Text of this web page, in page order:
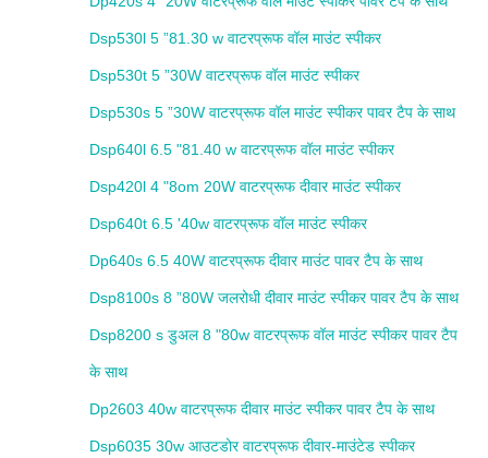
Dsp530l 5 ”81.30 w वाटरप्रूफ वॉल माउंट स्पीकर
Dsp530t 5 ”30W वाटरप्रूफ वॉल माउंट स्पीकर
Dsp530s 5 ”30W वाटरप्रूफ वॉल माउंट स्पीकर पावर टैप के साथ
Dsp640l 6.5 "81.40 w वाटरप्रूफ वॉल माउंट स्पीकर
Dsp420l 4 "8om 20W वाटरप्रूफ दीवार माउंट स्पीकर
Dsp640t 6.5 '40w वाटरप्रूफ वॉल माउंट स्पीकर
Dp640s 6.5 40W वाटरप्रूफ दीवार माउंट पावर टैप के साथ
Dsp8100s 8 ”80W जलरोधी दीवार माउंट स्पीकर पावर टैप के साथ
Dsp8200 s डुअल 8 "80w वाटरप्रूफ वॉल माउंट स्पीकर पावर टैप
के साथ
Dp2603 40w वाटरप्रूफ दीवार माउंट स्पीकर पावर टैप के साथ
Dsp6035 30w आउटडोर वाटरप्रूफ दीवार-माउंटेड स्पीकर